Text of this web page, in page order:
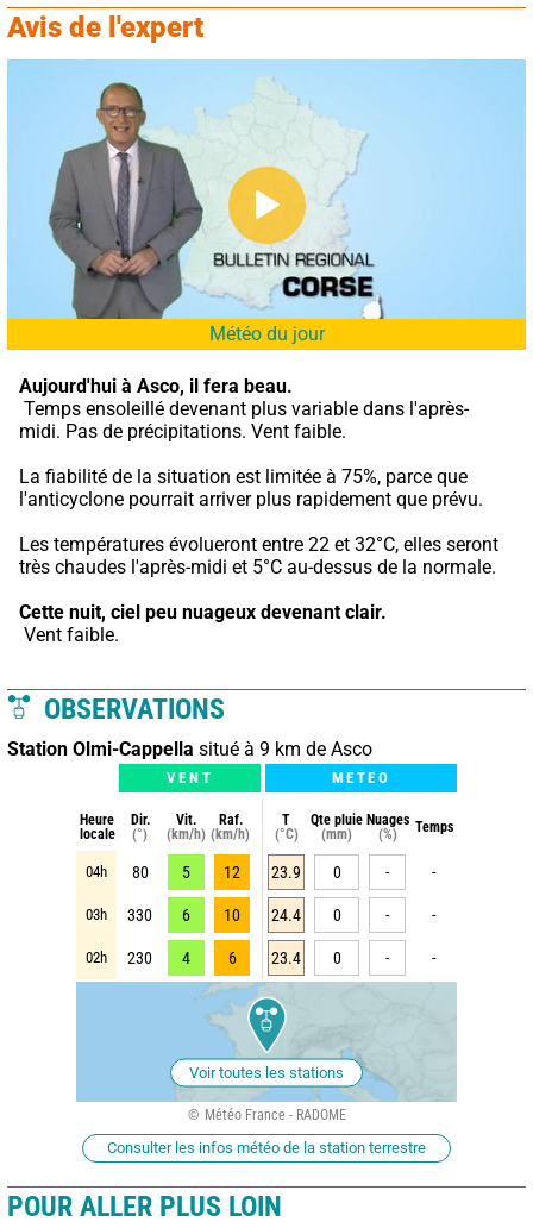
Avis de l'expert
Météo du jour
Aujourd'hui à Asco, il fera beau.
midi. Pas de précipitations. Vent faible.
La fiabilité de la situation est limitée à 75%, parce que
l'anticyclone pourrait arriver plus rapidement que prévu.
Les températures évolueront entre 22 et 32°C, elles seront
très chaudes l'après-midi et 5°C au-dessus de la normale.
Cette nuit, ciel peu nuageux devenant clair.
Vent faible.
OBSERVATIONS
Station Olmi-Cappella situé à 9 km de Asco
VENT METEO
Heure
locale
Dir.
(°)
Vit.
(km/h)
Raf.
(km/h)
T
(°C)
Qte pluie
(mm)
Nuages
(%)
Temps
04h 80 5 12 23.9 0 - -
03h 330 6 10 24.4 0 - -
02h 230 4 6 23.4 0 - -
Voir toutes les stations
Météo France - RADOME
Consulter les infos météo de la station terrestre
POUR ALLER PLUS LOIN